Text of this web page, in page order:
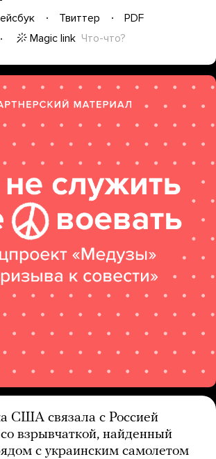
Твиттер
PDF
Magic link Что-что?
США связала с Россией
взрывчаткой, найденный
с украинским самолетом